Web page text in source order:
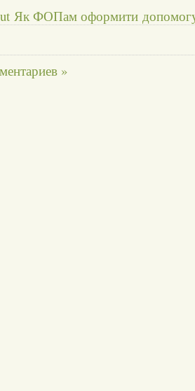
Як ФОПам оформити допомогу
»